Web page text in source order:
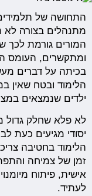
התחושה של
מתנהלים בצורה לא
המורים גורמת לכך
ומתקשרים, העומס
בכיתה על דברים
הלימוד ובטח שאין
ילדים שנמצאים
לא פלא שחלק גדול
יסודי מגיעים כעת
הלימוד בחטיבה
זמן של צמיחה
אישית, פיתוח
לעתיד.